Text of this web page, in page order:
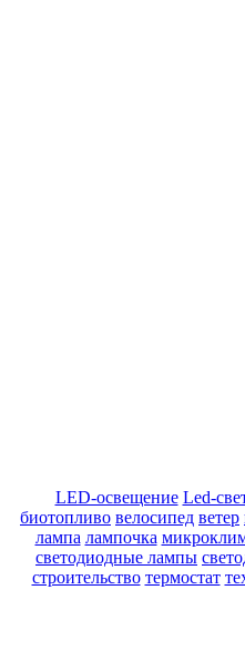
LED-освещение Led-
биотопливо велосипед ветер
лампа лампочка
светодиодные лампы
строительство термостат